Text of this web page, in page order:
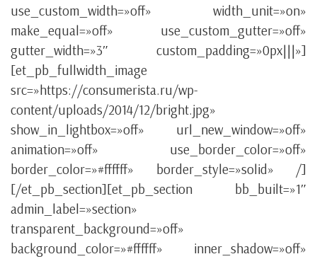
use_custom_width=»off» width_unit=»on»
make_equal=»off» use_custom_gutter=»off»
gutter_width=»3″ custom_padding=»0px|||»]
[et_pb_fullwidth_image
src=»https://consumerista.ru/wp-
content/uploads/2014/12/bright.jpg»
show_in_lightbox=»off» url_new_window=»off»
animation=»off» use_border_color=»off»
border_color=»#ffffff» border_style=»solid» /]
[/et_pb_section][et_pb_section bb_built=»1″
admin_label=»section»
transparent_background=»off»
background_color=»#ffffff» inner_shadow=»off»